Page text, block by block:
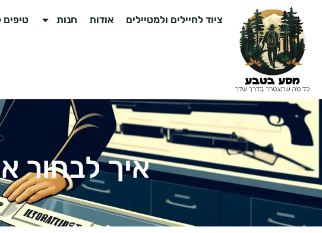
ציוד לחיילים ולמטיילים אודות חנות טיפים
איך לבחור